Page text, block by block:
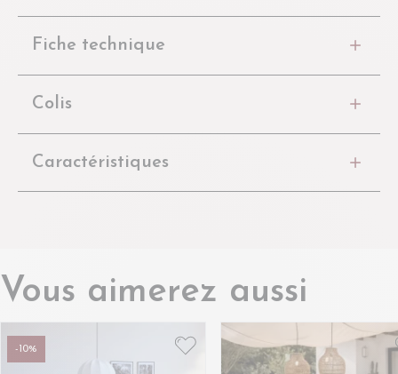
Fiche technique
Colis
Caractéristiques
Vous aimerez aussi
-10%